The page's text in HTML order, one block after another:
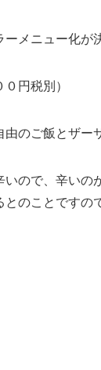
メニュー化が
０円税別）
のご飯とザー
ので、辛いの
とのことですの